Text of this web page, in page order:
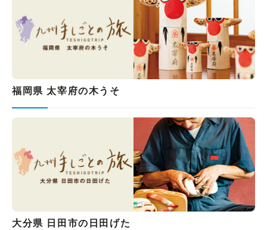
福岡県 太宰府の木うそ
大分県 日田市の日田げた